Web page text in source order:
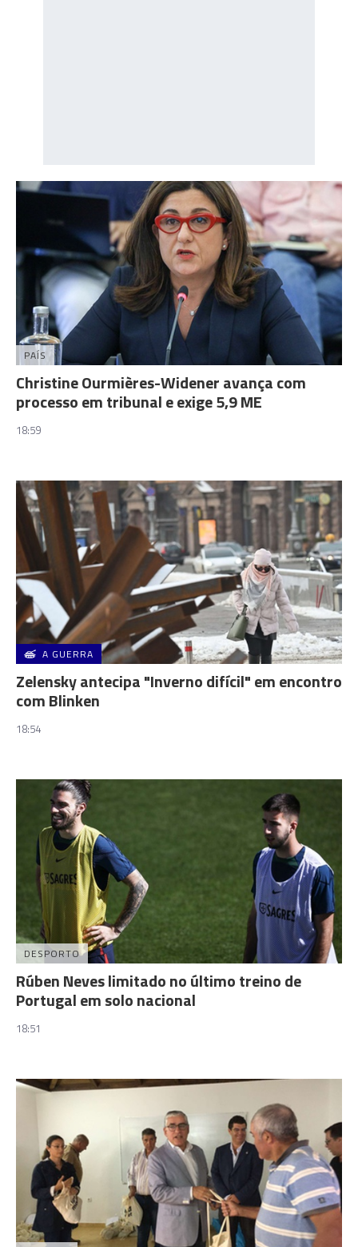
PAÍS
Christine Ourmières-Widener avança com
processo em tribunal e exige 5,9 ME
18:59
A GUERRA
Zelensky antecipa "Inverno difícil" em encontro
com Blinken
18:54
DESPORTO
Rúben Neves limitado no último treino de
Portugal em solo nacional
18:51